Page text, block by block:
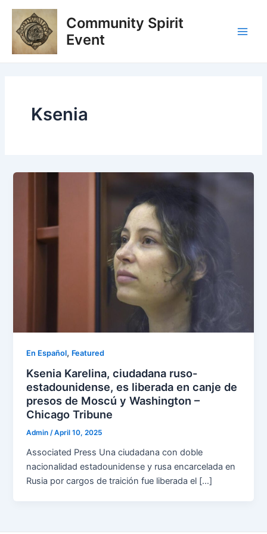
Skip
content
Community Spirit
Event
Ksenia
En Español, Featured
Ksenia Karelina, ciudadana ruso-
estadounidense, es liberada en canje de
presos de Moscú y Washington –
Chicago Tribune
Admin/April 10, 2025
Associated Press Una ciudadana con doble
nacionalidad estadounidense y rusa encarcelada en
Rusia por cargos de traición fue liberada el […]